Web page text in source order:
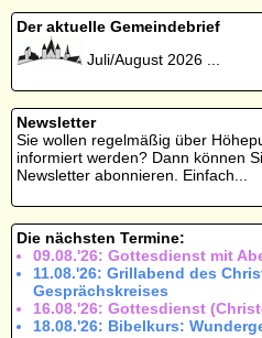
Der aktuelle Gemeindebrief
Juli/August 2026 ...
Newsletter
Sie wollen regelmäßig über
informiert werden? Dann können
Newsletter abonnieren. Einfach...
Die nächsten Termine:
09.08.'26: Gottesdienst mit
11.08.'26: Grillabend des
Gesprächskreises
16.08.'26: Gottesdienst
18.08.'26: Bibelkurs: